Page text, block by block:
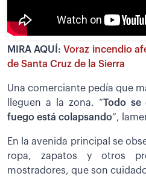
MIRA AQUÍ:Voraz incendio
de Santa Cruz de la Sierra
Una comerciante pedía que
lleguen a la zona. “Todo se
fuego está colapsando”,
En la avenida principal se
ropa, zapatos y otros
mostradores, que son